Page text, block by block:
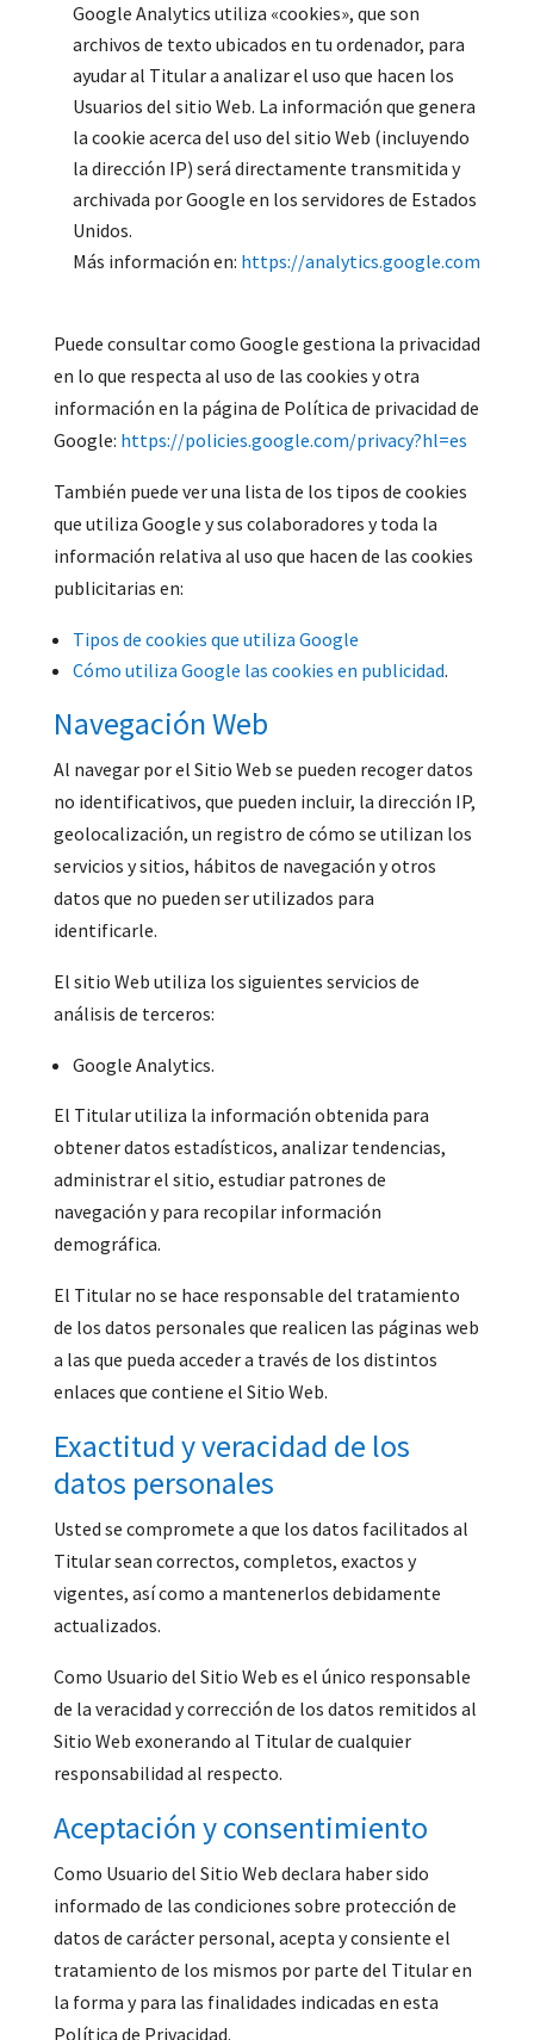
Google Analytics utiliza «cookies», que son
archivos de texto ubicados en tu ordenador, para
ayudar al Titular a analizar el uso que hacen los
Usuarios del sitio Web. La información que genera
la cookie acerca del uso del sitio Web (incluyendo
la dirección IP) será directamente transmitida y
archivada por Google en los servidores de Estados
Unidos.
Más información en: https://analytics.google.com
Puede consultar como Google gestiona la privacidad
en lo que respecta al uso de las cookies y otra
información en la página de Política de privacidad de
Google: https://policies.google.com/privacy?hl=es
También puede ver una lista de los tipos de cookies
que utiliza Google y sus colaboradores y toda la
información relativa al uso que hacen de las cookies
publicitarias en:
Tipos de cookies que utiliza Google
Cómo utiliza Google las cookies en publicidad.
Navegación Web
Al navegar por el Sitio Web se pueden recoger datos
no identificativos, que pueden incluir, la dirección IP,
geolocalización, un registro de cómo se utilizan los
servicios y sitios, hábitos de navegación y otros
datos que no pueden ser utilizados para
identificarle.
El sitio Web utiliza los siguientes servicios de
análisis de terceros:
Google Analytics.
El Titular utiliza la información obtenida para
obtener datos estadísticos, analizar tendencias,
administrar el sitio, estudiar patrones de
navegación y para recopilar información
demográfica.
El Titular no se hace responsable del tratamiento
de los datos personales que realicen las páginas web
a las que pueda acceder a través de los distintos
enlaces que contiene el Sitio Web.
Exactitud y veracidad de los
datos personales
Usted se compromete a que los datos facilitados al
Titular sean correctos, completos, exactos y
vigentes, así como a mantenerlos debidamente
actualizados.
Como Usuario del Sitio Web es el único responsable
de la veracidad y corrección de los datos remitidos al
Sitio Web exonerando al Titular de cualquier
responsabilidad al respecto.
Aceptación y consentimiento
Como Usuario del Sitio Web declara haber sido
informado de las condiciones sobre protección de
datos de carácter personal, acepta y consiente el
tratamiento de los mismos por parte del Titular en
la forma y para las finalidades indicadas en esta
Política de Privacidad.